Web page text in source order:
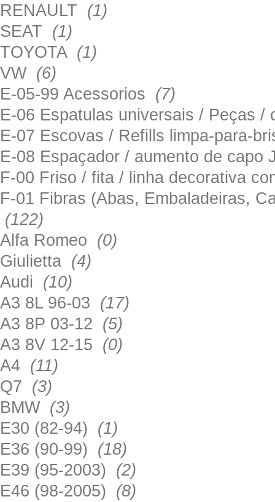
RENAULT (1)
SEAT (1)
TOYOTA (1)
VW (6)
E-05-99 Acessorios (7)
E-06 Espatulas universais / Peças
E-07 Escovas / Refills limpa-para-
E-08 Espaçador / aumento de
F-00 Friso / fita / linha decorativa
F-01 Fibras (Abas, Embaladeiras,
(122)
Alfa Romeo (0)
Giulietta (4)
Audi (10)
A3 8L 96-03 (17)
A3 8P 03-12 (5)
A3 8V 12-15 (0)
A4 (11)
Q7 (3)
BMW (3)
E30 (82-94) (1)
E36 (90-99) (18)
E39 (95-2003) (2)
E46 (98-2005) (8)